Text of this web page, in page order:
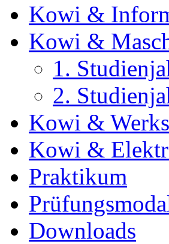
Kowi &
Kowi &
1.
2.
Kowi &
Kowi &
Praktikum
Downloads